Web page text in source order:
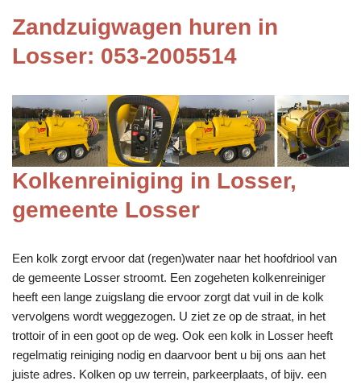
Zandzuigwagen huren in
Losser: 053-2005514
Kolkenreiniging in Losser,
gemeente Losser
Een kolk zorgt ervoor dat (regen)water naar het hoofdriool van
de gemeente Losser stroomt. Een zogeheten kolkenreiniger
heeft een lange zuigslang die ervoor zorgt dat vuil in de kolk
vervolgens wordt weggezogen. U ziet ze op de straat, in het
trottoir of in een goot op de weg. Ook een kolk in Losser heeft
regelmatig reiniging nodig en daarvoor bent u bij ons aan het
juiste adres. Kolken op uw terrein, parkeerplaats, of bijv. een